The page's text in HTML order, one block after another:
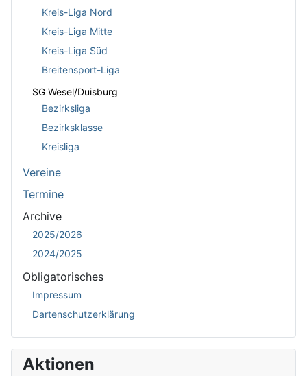
Kreis-Liga Nord
Kreis-Liga Mitte
Kreis-Liga Süd
Breitensport-Liga
SG Wesel/Duisburg
Bezirksliga
Bezirksklasse
Kreisliga
Vereine
Termine
Archive
2025/2026
2024/2025
Obligatorisches
Impressum
Dartenschutzerklärung
Aktionen